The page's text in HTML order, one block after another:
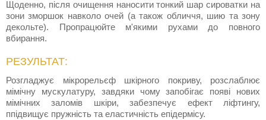
Щоденно, після очищення наносити тонкий шар сироватки на
зони зморшок навколо очей (а також обличчя, шию та зону
декольте). Пропрацюйте м'якими рухами до повного
вбирання.
РЕЗУЛЬТАТ:
Розгладжує мікрорельєф шкірного покриву, розслаблює
мімічну мускулатуру, завдяки чому запобігає появі нових
мімічних заломів шкіри, забезпечує ефект ліфтингу,
ппідвищує пружність та еластичність епідермісу.